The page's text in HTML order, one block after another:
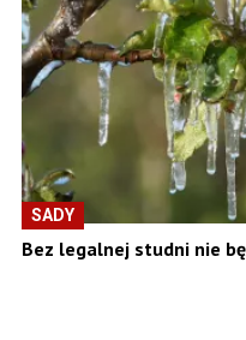
SADY
Bez legalnej studni nie